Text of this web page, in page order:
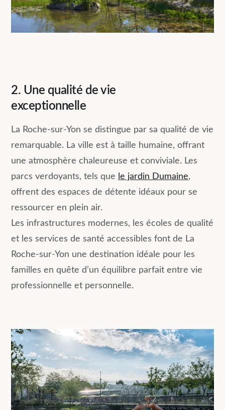
2. Une qualité de vie
exceptionnelle
La Roche-sur-Yon se distingue par sa qualité de vie
remarquable. La ville est à taille humaine, offrant
une atmosphère chaleureuse et conviviale. Les
parcs verdoyants, tels que le jardin Dumaine,
offrent des espaces de détente idéaux pour se
ressourcer en plein air.
Les infrastructures modernes, les écoles de qualité
et les services de santé accessibles font de La
Roche-sur-Yon une destination idéale pour les
familles en quête d’un équilibre parfait entre vie
professionnelle et personnelle.